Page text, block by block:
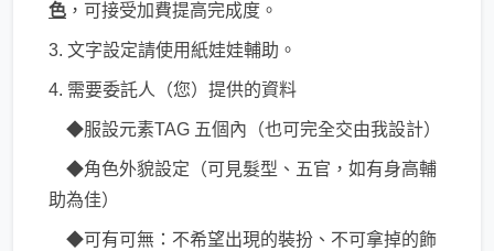
色 ，可接受加費提高完成度。
3. 文字設定請使用紙娃娃輔助。
4. 需要委託人（您）提供的資料
◆服設元素TAG 五個內（也可完全交由我設計）
◆角色外貌設定（可見髮型、五官，如有身高輔
助為佳）
◆可有可無：不希望出現的裝扮、不可拿掉的飾